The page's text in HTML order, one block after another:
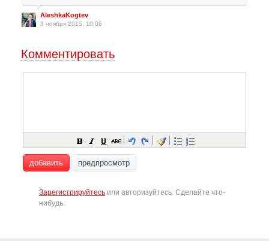
AleshkaKogtev
3 ноября 2015, 10:06
Комментировать
добавить предпросмотр
Зарегистрируйтесь или авторизуйтесь. Сделайте что-
нибудь.